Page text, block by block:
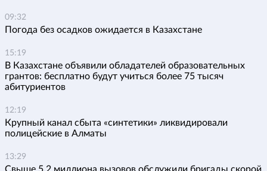
09:32
Погода без осадков ожидается в Казахстане
15:19
В Казахстане объявили обладателей образовательных
грантов: бесплатно будут учиться более 75 тысяч
абитуриентов
12:19
Крупный канал сбыта «синтетики» ликвидировали
полицейские в Алматы
13:29